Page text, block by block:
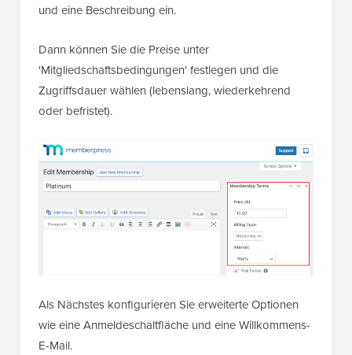
und eine Beschreibung ein.
Dann können Sie die Preise unter
'Mitgliedschaftsbedingungen' festlegen und die
Zugriffsdauer wählen (lebenslang, wiederkehrend
oder befristet).
Als Nächstes konfigurieren Sie erweiterte Optionen
wie eine Anmeldeschaltfläche und eine Willkommens-
E-Mail.